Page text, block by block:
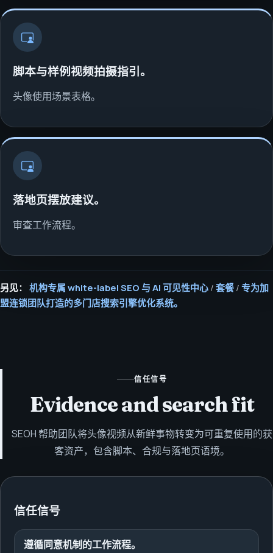
脚本与样例视频拍摄指引。
头像使用场景表格。
落地页摆放建议。
审查工作流程。
另见： 机构专属 white-label SEO 与 AI 可见性中心 / 套餐 / 专为加
盟连锁团队打造的多门店搜索引擎优化系统。
信任信号
Evidence and search fit
SEOH 帮助团队将头像视频从新鲜事物转变为可重复使用的获
客资产，包含脚本、合规与落地页语境。
信任信号
遵循同意机制的工作流程。